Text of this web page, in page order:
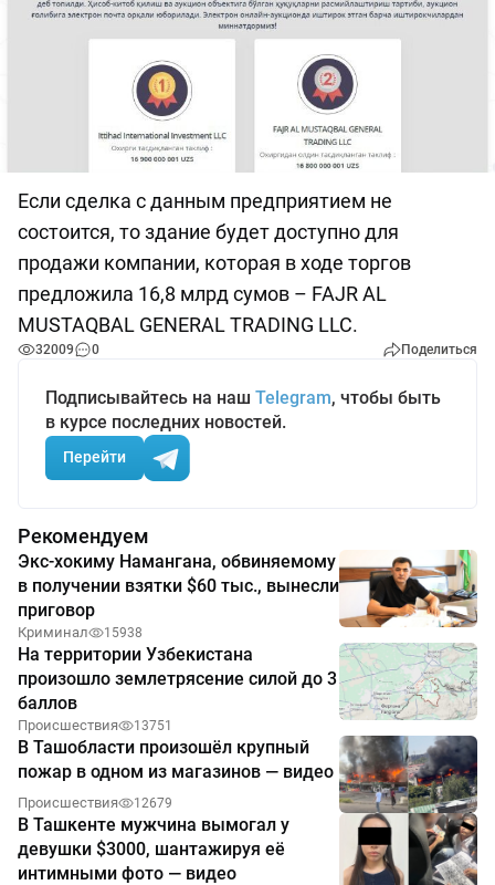
Если сделка с данным предприятием не
состоится, то здание будет доступно для
продажи компании, которая в ходе торгов
предложила 16,8 млрд сумов – FAJR AL
MUSTAQBAL GENERAL TRADING LLC.
32009 0 Поделиться
Подписывайтесь на наш Telegram, чтобы быть
в курсе последних новостей.
Перейти
Рекомендуем
Экс-хокиму Намангана, обвиняемому
в получении взятки $60 тыс., вынесли
приговор
Криминал 15938
На территории Узбекистана
произошло землетрясение силой до 3
баллов
Происшествия 13751
В Ташобласти произошёл крупный
пожар в одном из магазинов — видео
Происшествия 12679
В Ташкенте мужчина вымогал у
девушки $3000, шантажируя её
интимными фото — видео